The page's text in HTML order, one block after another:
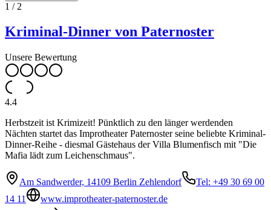
1 / 2
Kriminal-Dinner von Paternoster
Unsere Bewertung
4.4
Herbstzeit ist Krimizeit! Pünktlich zu den länger werdenden
Nächten startet das Improtheater Paternoster seine beliebte Kriminal-
Dinner-Reihe - diesmal Gästehaus der Villa Blumenfisch mit "Die
Mafia lädt zum Leichenschmaus".
Am Sandwerder, 14109 Berlin Zehlendorf
Tel: +49 30 69 00
14 11
www.improtheater-paternoster.de